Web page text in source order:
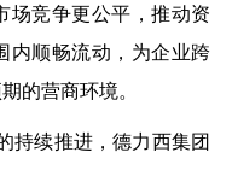
场竞争更公平，推动资
内顺畅流动，为企业跨
的营商环境。
续推进，德力西集团